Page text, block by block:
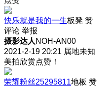
快乐就是我的一生板凳 赞
评论 举报
摄影达人 NOH-AN00
2021-2-19 20:21 属地未知
美拍欣赏点赞！
荣耀粉丝25295811地板 赞